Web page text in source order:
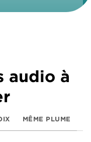
audio à
MÊME PLUME